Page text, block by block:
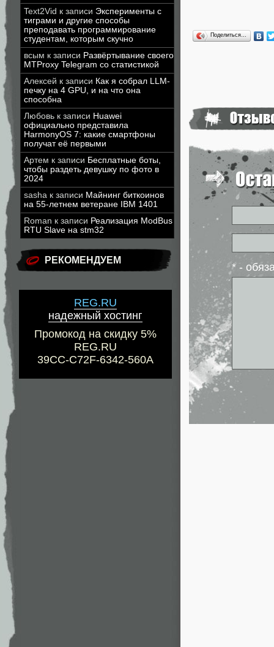
Text2Vid к записи Эксперименты с
тиграми и другие способы
преподавать программирование
студентам, которым скучно
всым к записи Развёртывание своего
MTProxy Telegram со статистикой
Алексей к записи Как я собрал LLM-
печку на 4 GPU, и на что она
способна
Любовь к записи Huawei
официально представила
HarmonyOS 7: какие смартфоны
получат её первыми
Артем к записи Бесплатные боты,
чтобы раздеть девушку по фото в
2024
sasha к записи Майнинг биткоинов
на 55-летнем ветеране IBM 1401
Roman к записи Реализация ModBus
RTU Slave на stm32
РЕКОМЕНДУЕМ
REG.RU
надежный хостинг
Промокод на скидку 5%
REG.RU
39CC-C72F-6342-560A
Поделиться…
* -